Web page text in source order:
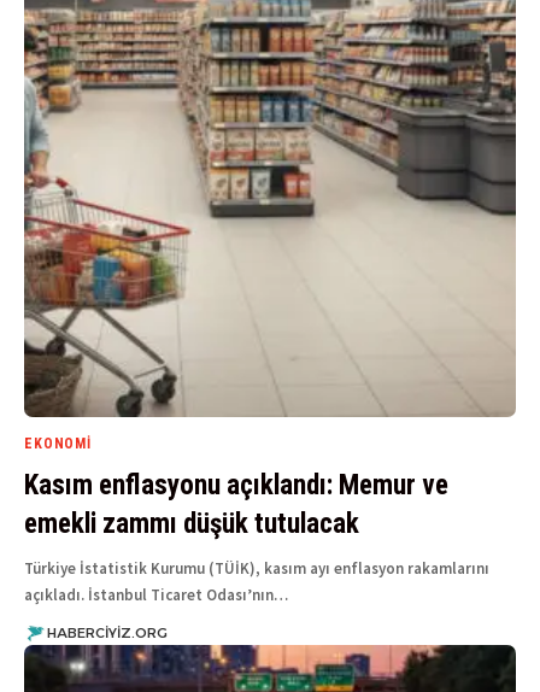
EKONOMI
Kasım enflasyonu açıklandı: Memur ve
emekli zammı düşük tutulacak
Türkiye İstatistik Kurumu (TÜİK), kasım ayı enflasyon rakamlarını
açıkladı. İstanbul Ticaret Odası’nın…
HABERCIYIZ.ORG